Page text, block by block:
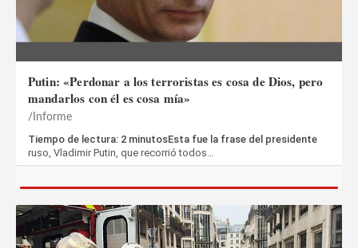
Putin: «Perdonar a los terroristas es cosa de Dios, pero
mandarlos con él es cosa mía»
Informe
Tiempo de lectura: 2 minutosEsta fue la frase del presidente
ruso, Vladimir Putin, que recorrió todos…